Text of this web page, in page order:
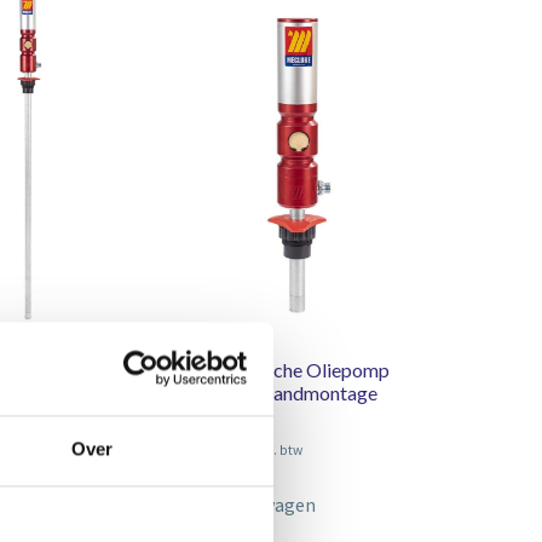
Over
Pneumatische Oliepomp
8:1 voor wandmontage
Excl. btw
In winkelwagen